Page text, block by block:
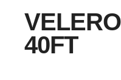
40FT